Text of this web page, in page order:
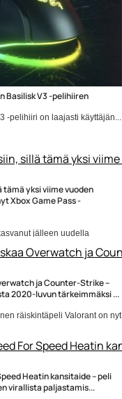
Basilisk V3 -pelihiiren
-pelihiiri on laajasti käyttäjän...
tämä yksi viime vuoden
Xbox Game Pass -
jälleen uudella
ja Counter-Strike –
2020-luvun tärkeimmäksi ...
räiskintäpeli Valorant on nyt
Heatin kansitaide – peli
virallista paljastamis...